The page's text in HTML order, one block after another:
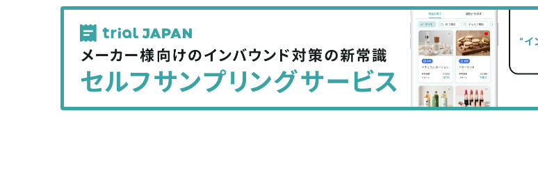
記
事
を
シ
ェ
記
を
シ
ェ
な
ッ
ク
マ
記
事
を
購
読